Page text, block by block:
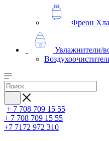
Фреон
Увлажнители/
+ 7 708 709 15 55
+ 7 708 709 15 55
+7 7172 972 310